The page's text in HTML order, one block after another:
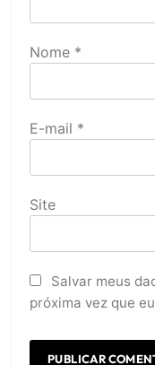
Nome *
E-mail *
Site
Salvar meus
próxima vez que